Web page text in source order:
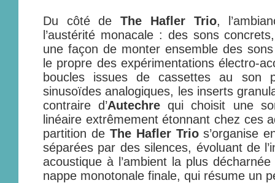
Du côté deThe Hafler Trio,
l’austérité monacale : des sons
une façon de monter ensemble des
le propre des expérimentations électro-
boucles issues de cassettes au son
sinusoïdes analogiques, les inserts
contraire d’Autechre qui choisit une
linéaire extrêmement étonnant chez ces
partition de The Hafler Trios’organise
séparées par des silences, évoluant de
acoustique à l’ambient la plus
nappe monotonale finale, qui résume un